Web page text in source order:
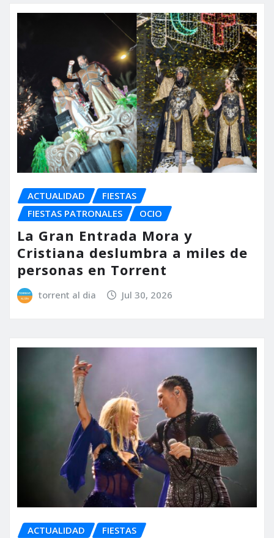
ACTUALIDAD
FIESTAS
FIESTAS PATRONALES
OCIO
La Gran Entrada Mora y
Cristiana deslumbra a miles de
personas en Torrent
torrent al dia Jul 30, 2026
ACTUALIDAD
FIESTAS